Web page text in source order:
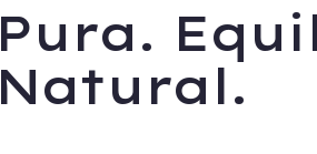
Pura.
Natural.